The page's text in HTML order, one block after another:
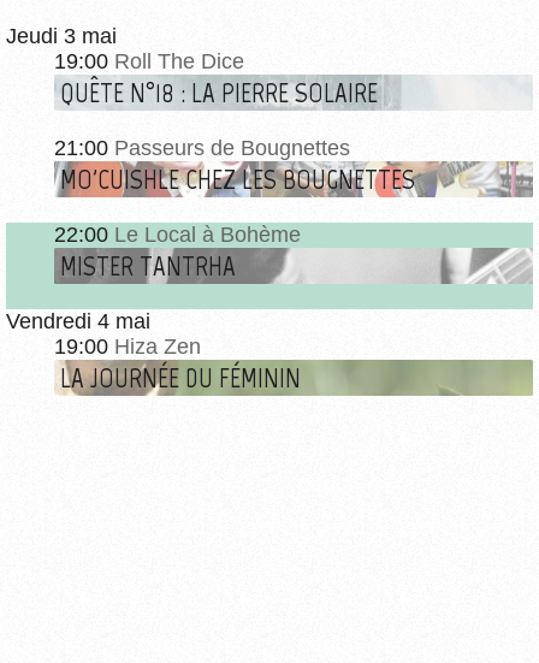
Jeudi 3 mai
19:00 Roll The Dice
QUÊTE N°18 : LA PIERRE SOLAIRE
21:00 Passeurs de Bougnettes
MO'CUISHLE CHEZ LES BOUGNETTES
22:00 Le Local à Bohème
MISTER TANTRHA
Vendredi 4 mai
19:00 Hiza Zen
LA JOURNÉE DU FÉMININ